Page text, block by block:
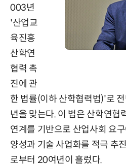
003년
'산업교
육진흥
산학연
협력 촉
진에 관
한 법률(이하 산학협력법)'로
년을 맞는다. 이 법은 산학연협
연계를 기반으로 산업사회 요
양성과 기술 사업화를 적극 추
로부터 20여년이 흘렀다.